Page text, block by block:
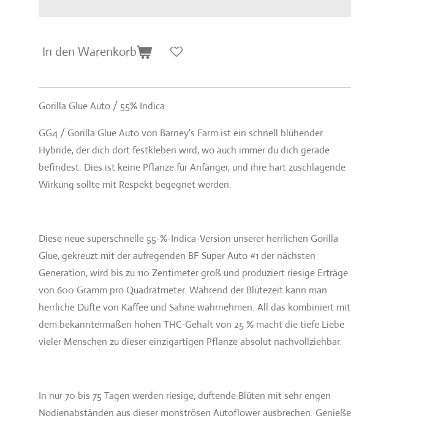
In den Warenkorb
Gorilla Glue Auto / 55% Indica
GG4 / Gorilla Glue Auto von Barney's Farm ist ein schnell blühender
Hybride, der dich dort festkleben wird, wo auch immer du dich gerade
befindest. Dies ist keine Pflanze für Anfänger, und ihre hart zuschlagende
Wirkung sollte mit Respekt begegnet werden.
Diese neue superschnelle 55-%-Indica-Version unserer herrlichen Gorilla
Glue, gekreuzt mit der aufregenden BF Super Auto #1 der nächsten
Generation, wird bis zu 110 Zentimeter groß und produziert riesige Erträge
von 600 Gramm pro Quadratmeter. Während der Blütezeit kann man
herrliche Düfte von Kaffee und Sahne wahrnehmen. All das kombiniert mit
dem bekanntermaßen hohen THC-Gehalt von 25 % macht die tiefe Liebe
vieler Menschen zu dieser einzigartigen Pflanze absolut nachvollziehbar.
In nur 70 bis 75 Tagen werden riesige, duftende Blüten mit sehr engen
Nodienabständen aus dieser monströsen Autoflower ausbrechen. Genieße